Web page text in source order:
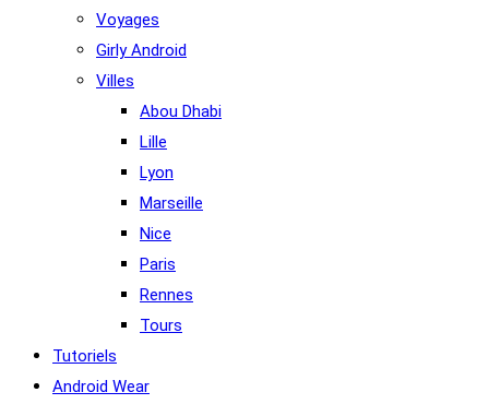
Voyages
Girly Android
Villes
Abou Dhabi
Lille
Lyon
Marseille
Nice
Paris
Rennes
Tours
Tutoriels
Android Wear